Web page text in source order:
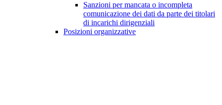
Sanzioni per mancata o incompleta
comunicazione dei dati da parte dei titolari
di incarichi dirigenziali
Posizioni organizzative